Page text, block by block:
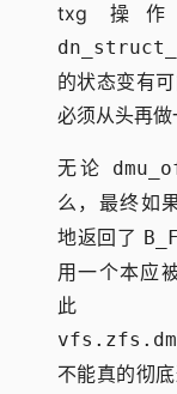
txg 操
的状态变有
必须从头再做
无论
么，最终如
地返回了
用一个本应
此
不能真的彻